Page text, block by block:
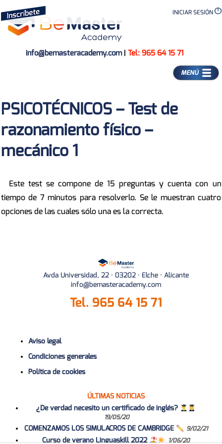
INICIAR SESIÓN
info@bemasteracademy.com| Tel: 965 64 15 71
MENÚ
PSICOTÉCNICOS – Test de
razonamiento físico –
mecánico 1
Este test se compone de 15 preguntas y cuenta con un
tiempo de 7 minutos para resolverlo. Se le muestran cuatro
opciones de las cuales sólo una es la correcta.
Avda Universidad, 22 · 03202 · Elche · Alicante
info@bemasteracademy.com
Tel. 965 64 15 71
Aviso legal
Condiciones generales
Política de cookies
ÚLTIMAS NOTICIAS
¿De verdad necesito un certificado de inglés?
19/05/20
COMENZAMOS LOS SIMULACROS DE CAMBRIDGE 9/02/21
Curso de verano Linguaskill 2022 1/06/20